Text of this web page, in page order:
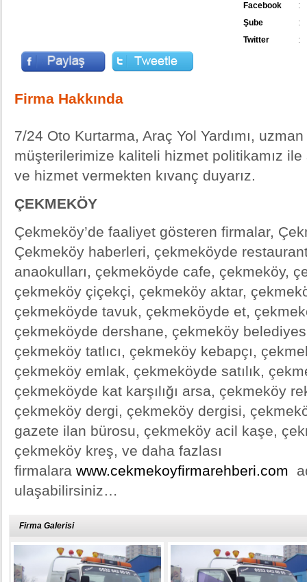
Facebook
:
Şube
:
Twitter
:
Firma Hakkında
7/24 Oto Kurtarma, Araç Yol Yardımı,
müşterilerimize kaliteli hizmet politikamız
ve hizmet vermekten kıvanç duyarız.
ÇEKMEKÖY
Çekmeköy’de faaliyet gösteren firmalar,
Çekmeköy haberleri, çekmeköyde
anaokulları, çekmeköyde cafe, çekmeköy,
çekmeköy çiçekçi, çekmeköy aktar,
çekmeköyde tavuk, çekmeköyde et,
çekmeköyde dershane, çekmeköy
çekmeköy tatlıcı, çekmeköy kebapçı,
çekmeköy emlak, çekmeköyde satılık,
çekmeköyde kat karşılığı arsa, çekmeköy
çekmeköy dergi, çekmeköy dergisi,
gazete ilan bürosu, çekmeköy acil kaşe,
çekmeköy kreş, ve daha fazlası
firmalara www.cekmekoyfirmarehberi.com
ulaşabilirsiniz…
Firma Galerisi